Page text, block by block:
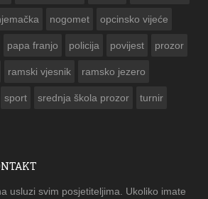
nogomet opcinsko vijeće
papa franjo policija povijest prozor
ramski vjesnik ramsko jezero
sport srednja škola prozor turnir
usluzi svim posjetiteljima. Ukoliko imate